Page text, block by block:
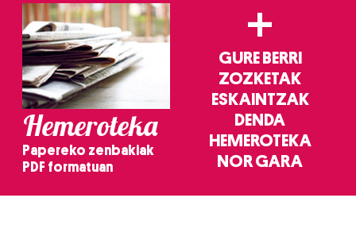
Hemeroteka
Papereko zenbakiak
PDF formatuan
+
GURE BERRI
ZOZKETAK
ESKAINTZAK
DENDA
HEMEROTEKA
NOR GARA